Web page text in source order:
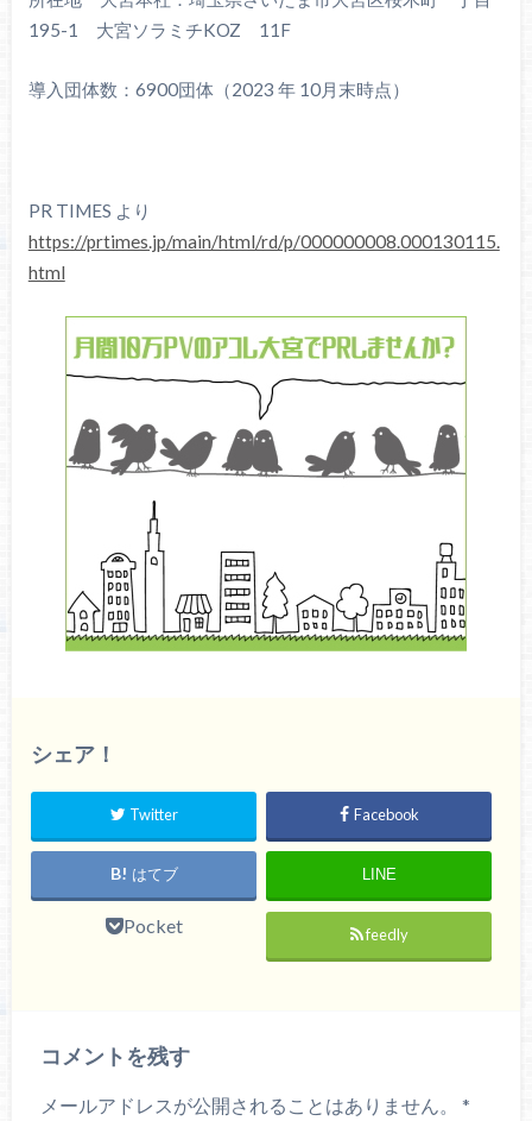
195-1 大宮ソラミチKOZ 11F
導入団体数：6900団体（2023 年 10月末時点）
PR TIMES より
https://prtimes.jp/main/html/rd/p/000000008.000130115.
html
シェア！
Twitter Facebook
はてブ LINE
Pocket feedly
コメントを残す
メールアドレスが公開されることはありません。
*